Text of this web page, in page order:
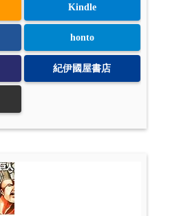
Kindle
honto
紀伊國屋書店